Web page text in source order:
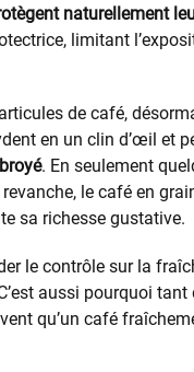
naturellement
limitant
de café,
en un clin d’œil et
. En seulement
le café en
sa richesse gustative.
le contrôle sur la
aussi pourquoi tant
qu’un café